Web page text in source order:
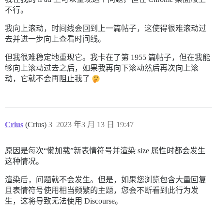
不行。
我向上滚动，时间线会回到上一篇帖子，这使得很难滚动过
去并进一步向上查看时间线。
但我很难稳定地重现它。我卡在了第 1955 篇帖子，但在我能
够向上滚动过去之后，如果我再向下滚动然后再次向上滚
动，它就不会再阻止我了
Crius (Crius) 2023 年3 月 13 日 19:47
3
原因是每次“懒加载”新表情符号并渲染 size 属性时都会发生
这种情况。
渲染后，问题就不会发生。但是，如果您浏览包含大量回复
且表情符号使用相当频繁的主题，您会不断看到此行为发
生，这将导致无法使用 Discourse。